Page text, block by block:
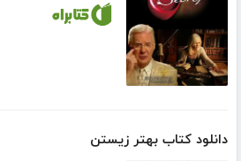
دانلود کتاب بهتر زیستن